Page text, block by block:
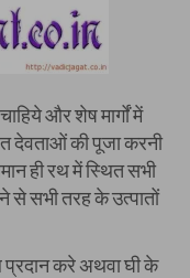
और शेष मार्गों में
देवताओं की पूजा करनी
ही रथ में स्थित सभी
से सभी तरह के उत्पातों
प्रदान करे अथवा घी के